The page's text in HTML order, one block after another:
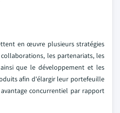
en œuvre plusieurs stratégies
les partenariats, les
que le développement et les
afin d'élargir leur portefeuille
concurrentiel par rapport